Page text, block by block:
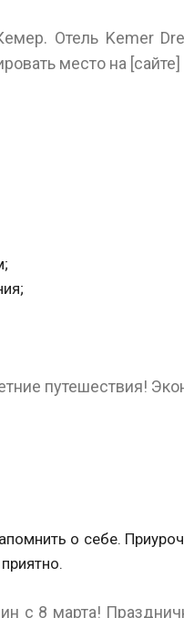
Отель Kemer
место на [сайте]
путешествия!
о себе.
с 8 марта!